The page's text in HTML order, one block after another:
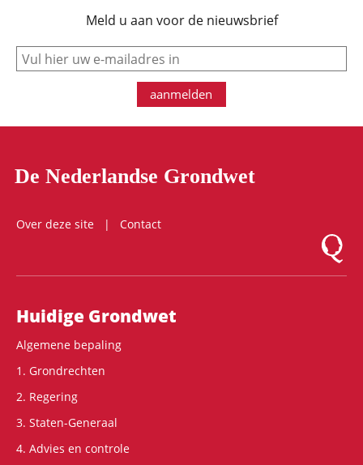
Meld u aan voor de nieuwsbrief
e-mail
aanmelden
De Nederlandse Grondwet
Over deze site
Contact
Logo
Hoofdnavigatie
Huidige Grondwet
Algemene bepaling
1. Grondrechten
2. Regering
3. Staten-Generaal
4. Advies en controle